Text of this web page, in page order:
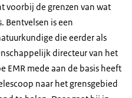
voorbij de grenzen van wat
Bentvelsen is een
die eerder als
directeur van het
EMR mede aan de basis heeft
naar het grensgebied